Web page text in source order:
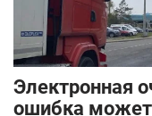
Электронная
ошибка может